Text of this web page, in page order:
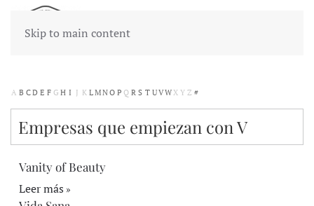
Skip to main content
A B CD E F G H I J K LMNO P Q R S T UVWX Y Z #
Empresas que empiezan con V
Vanity of Beauty
Leer más